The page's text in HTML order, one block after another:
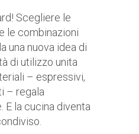
Scegliere le
le combinazioni
una nuova idea di
di utilizzo unita
– espressivi,
– regala
E la cucina diventa